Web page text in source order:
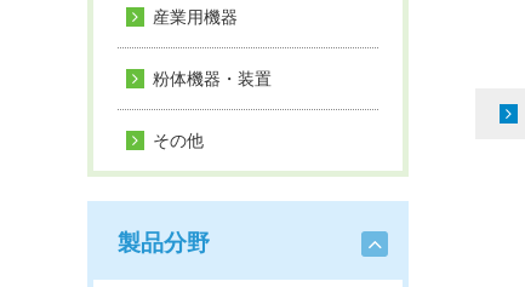
産業用機器
粉体機器・装置
その他
製品分野